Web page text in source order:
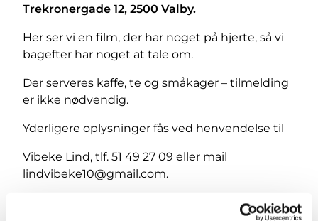
Trekronergade 12, 2500 Valby.
Her ser vi en film, der har noget på hjerte, så vi
bagefter har noget at tale om.
Der serveres kaffe, te og småkager – tilmelding
er ikke nødvendig.
Yderligere oplysninger fås ved henvendelse til
Vibeke Lind, tlf. 51 49 27 09 eller mail
lindvibeke10@gmail.com.